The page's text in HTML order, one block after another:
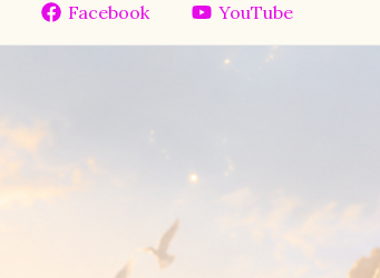
Facebook YouTube